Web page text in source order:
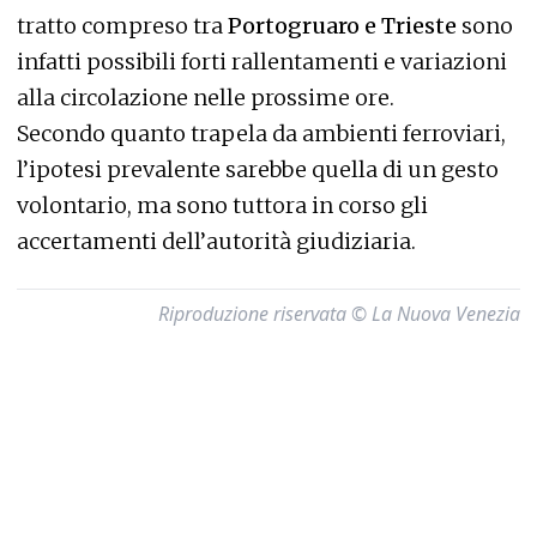
tratto compreso tra Portogruaro e Trieste sono
infatti possibili forti rallentamenti e variazioni
alla circolazione nelle prossime ore.
Secondo quanto trapela da ambienti ferroviari,
l’ipotesi prevalente sarebbe quella di un gesto
volontario, ma sono tuttora in corso gli
accertamenti dell’autorità giudiziaria.
Riproduzione riservata © La Nuova Venezia